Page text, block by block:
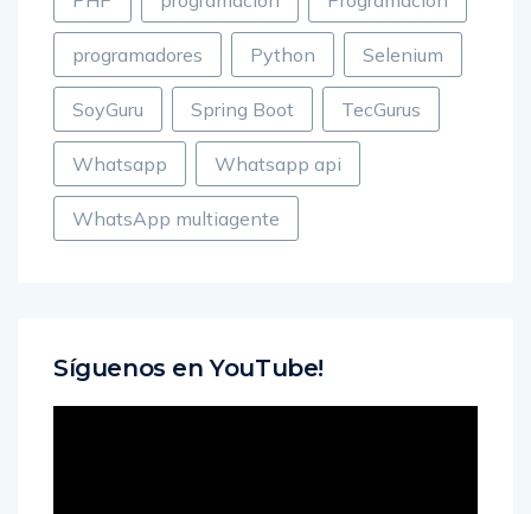
PHP programacion Programación
programadores Python Selenium
SoyGuru Spring Boot TecGurus
Whatsapp Whatsapp api
WhatsApp multiagente